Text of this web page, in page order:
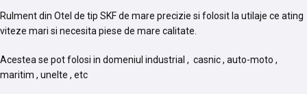
Rulment din Otel de tip SKF de mare precizie si folosit la utilaje ce ating
viteze mari si necesita piese de mare calitate.
Acestea se pot folosi in domeniul industrial , casnic , auto-moto ,
maritim , unelte , etc